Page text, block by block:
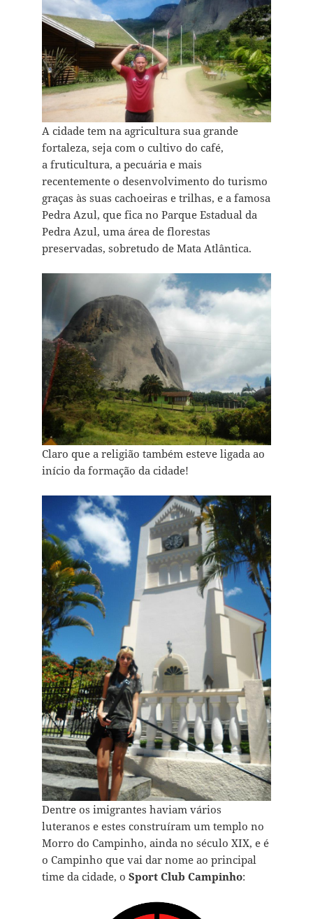
A cidade tem na agricultura sua grande
fortaleza, seja com o cultivo do café,
a fruticultura, a pecuária e mais
recentemente o desenvolvimento do turismo
graças às suas cachoeiras e trilhas, e a famosa
Pedra Azul, que fica no Parque Estadual da
Pedra Azul, uma área de florestas
preservadas, sobretudo de Mata Atlântica.
Claro que a religião também esteve ligada ao
início da formação da cidade!
Dentre os imigrantes haviam vários
luteranos e estes construíram um templo no
Morro do Campinho, ainda no século XIX, e é
o Campinho que vai dar nome ao principal
time da cidade, o Sport Club Campinho: